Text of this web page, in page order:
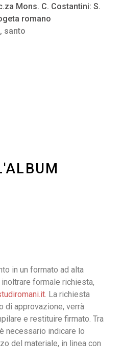
Mons. C. Costantini: S.
romano
, santo
in un formato ad alta
formale richiesta,
. La richiesta
di approvazione, verrà
e restituire firmato. Tra
necessario indicare lo
del materiale, in linea con